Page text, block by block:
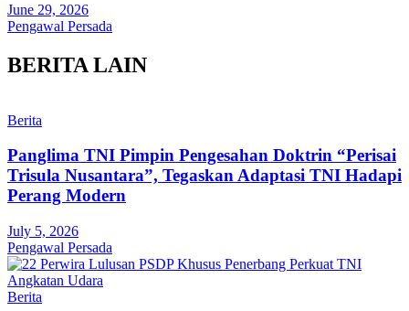
June 29, 2026
Pengawal Persada
BERITA LAIN
Berita
Panglima TNI Pimpin Pengesahan Doktrin “Perisai
Trisula Nusantara”, Tegaskan Adaptasi TNI Hadapi
Perang Modern
July 5, 2026
Pengawal Persada
Berita